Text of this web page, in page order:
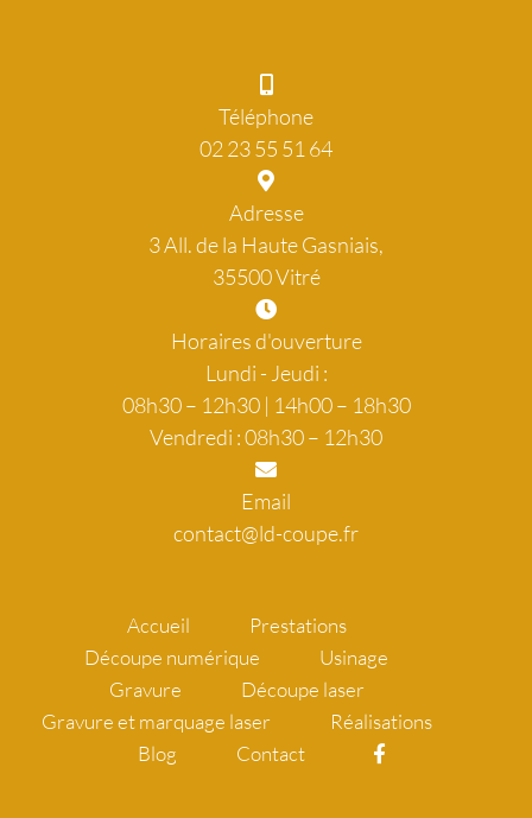
Téléphone
02 23 55 51 64
Adresse
3 All. de la Haute Gasniais,
35500 Vitré
Horaires d'ouverture
Lundi - Jeudi :
08h30 – 12h30 | 14h00 – 18h30
Vendredi : 08h30 – 12h30
Email
contact@ld-coupe.fr
Accueil
Prestations
Découpe numérique
Usinage
Gravure
Découpe laser
Gravure et marquage laser
Réalisations
Blog
Contact